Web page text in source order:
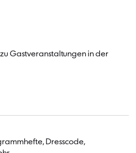
Gastveranstaltungen in der
Dresscode,